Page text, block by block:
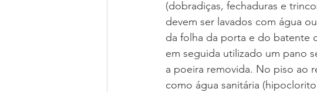
(dobradiças, fechaduras e
devem ser lavados com água
da folha da porta e do batente
em seguida utilizado um pano
a poeira removida. No piso ao
como água sanitária